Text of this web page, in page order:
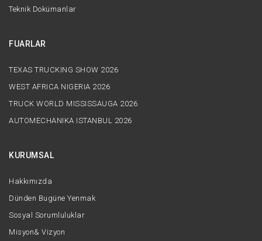
Teknik Dokümanlar
FUARLAR
TEXAS TRUCKING SHOW 2026
WEST AFRICA NIGERIA 2026
TRUCK WORLD MISSISSAUGA 2026
AUTOMECHANIKA ISTANBUL 2026
KURUMSAL
Hakkımızda
Dünden Bugüne Yenmak
Sosyal Sorumluluklar
Misyon& Vizyon